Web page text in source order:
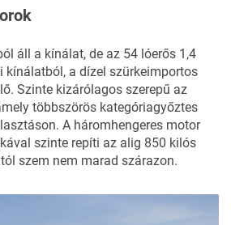
áll a kínálat, de az 54 lóerős 1,4
kínálatból, a dízel szürkeimportos
Szinte kizárólagos szerepű az
többszörös kategóriagyőztes
A háromhengeres motor
szinte repíti az alig 850 kilós
szem nem marad szárazon.